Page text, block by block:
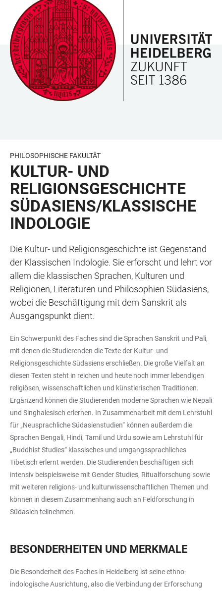
LINKS
ZUR
BARRIEREFREIHEIT
ZUM
HAUPTINHALT
HAUPTNAVIGATION
ÖFFNEN
WEBSEITENSUCHE
ÖFFNEN
PHILOSOPHISCHE FAKULTÄT
KULTUR- UND
RELIGIONSGESCHICHTE
SÜDASIENS/KLASSISCHE
INDOLOGIE
Die Kultur- und Religionsgeschichte ist Gegenstand
der Klassischen Indologie. Sie erforscht und lehrt vor
allem die klassischen Sprachen, Kulturen und
Religionen, Literaturen und Philosophien Südasiens,
wobei die Beschäftigung mit dem Sanskrit als
Ausgangspunkt dient.
Ein Schwerpunkt des Faches sind die Sprachen Sanskrit und Pali,
mit denen die Studierenden die Texte der Kultur- und
Religionsgeschichte Südasiens erschließen. Die große Vielfalt an
diesen Texten steht in reichen und heute noch immer lebendigen
religiösen, wissenschaftlichen und künstlerischen Traditionen.
Ergänzend können die Studierenden moderne Sprachen wie Nepali
und Singhalesisch erlernen. In Zusammenarbeit mit dem Lehrstuhl
für „Neusprachliche Südasienstudien“ können außerdem die
Sprachen Bengali, Hindi, Tamil und Urdu sowie am Lehrstuhl für
„Buddhist Studies” klassisches und umgangssprachliches
Tibetisch erlernt werden. Die Studierenden beschäftigen sich
intensiv beispielsweise mit Gender Studies, Ritualforschung sowie
mit weiteren religions- und kulturwissenschaftlichen Themen und
können in diesem Zusammenhang auch an Feldforschung in
Südasien teilnehmen.
BESONDERHEITEN UND MERKMALE
Die Besonderheit des Faches in Heidelberg ist seine ethno-
indologische Ausrichtung, also die Verbindung der Erforschung